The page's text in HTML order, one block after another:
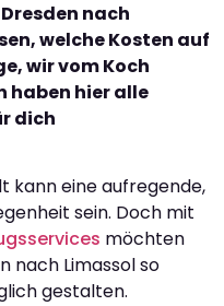
nach
welche Kosten auf
wir vom Koch
haben hier alle
dich
kann eine aufregende,
sein. Doch mit
möchten
nach Limassol so
gestalten.